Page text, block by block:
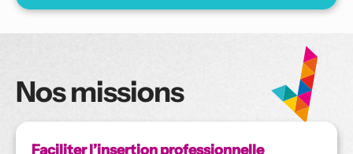
Nos missions
Faciliter l’insertion professionnelle